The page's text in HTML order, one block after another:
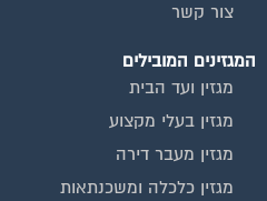
צור קשר
המגזינים המובילים
מגזין ועד הבית
מגזין בעלי מקצוע
מגזין מעבר דירה
מגזין כלכלה ומשכנתאות